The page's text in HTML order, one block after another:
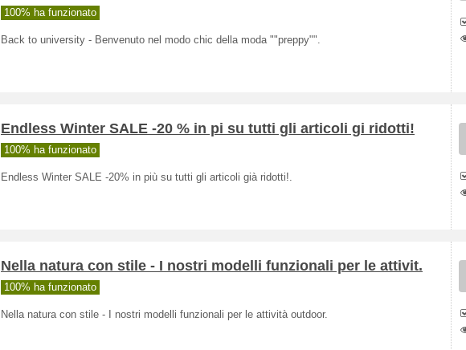
100% ha funzionato
Back to university - Benvenuto nel modo chic della moda ""preppy"".
Endless Winter SALE -20 % in pi su tutti gli articoli gi ridotti!
100% ha funzionato
Endless Winter SALE -20% in più su tutti gli articoli già ridotti!.
Nella natura con stile - I nostri modelli funzionali per le attivit.
100% ha funzionato
Nella natura con stile - I nostri modelli funzionali per le attività outdoor.